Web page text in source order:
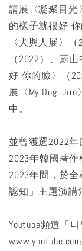
請展〈凝聚目光
的樣子就很好
〈犬與人展〉（
（2022）、蔚
好 你的臉〉（
展〈My Dog.
中。
並曾獲選2022年
2023年韓國著
2023年間，於
認知」主題演講
Youtube頻道「